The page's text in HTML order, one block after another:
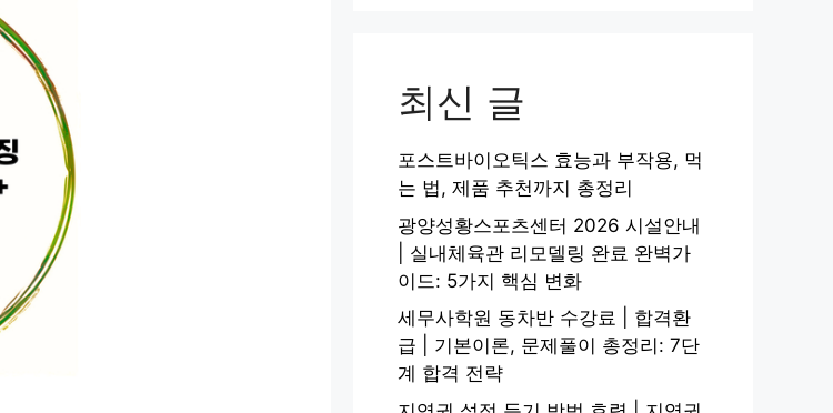
최신 글
포스트바이오틱스 효능과 부작용, 먹
는 법, 제품 추천까지 총정리
광양성황스포츠센터 2026 시설안내
| 실내체육관 리모델링 완료 완벽가
이드: 5가지 핵심 변화
세무사학원 동차반 수강료 | 합격환
급 | 기본이론, 문제풀이 총정리: 7단
계 합격 전략